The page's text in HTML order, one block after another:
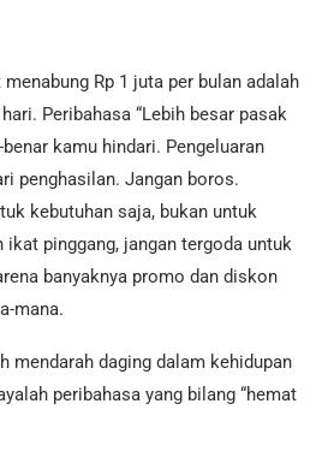
Rp 1 juta per bulan adalah
Peribahasa “Lebih besar pasak
kamu hindari. Pengeluaran
penghasilan. Jangan boros.
kebutuhan saja, bukan untuk
ikat pinggang, jangan tergoda untuk
banyaknya promo dan diskon
mana.
mendarah daging dalam kehidupan
peribahasa yang bilang “hemat